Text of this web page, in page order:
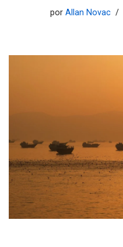
por Allan Novac